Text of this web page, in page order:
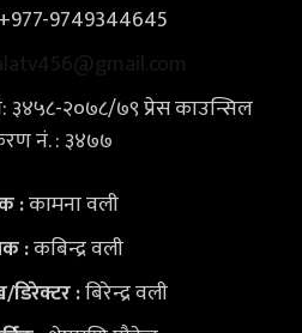
9749344645
३४५८-२०७८/७९ प्रेस काउन्सिल
नं. : ३४७७
:कामना वली
:कबिन्द्र वली
डिरेक्टर :बिरेन्द्र वली